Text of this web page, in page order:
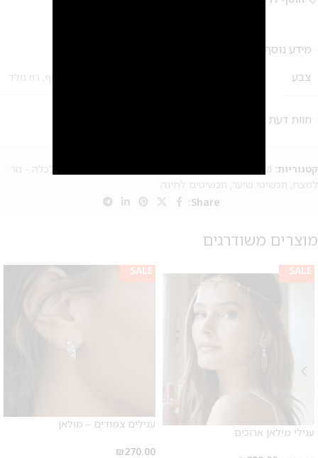
מידע נוסף
צבע
כסף, רוז גולד
חוות דעת (0)
קטגוריות: Uncategorized
נזר לכלה - נזר
למצח, תכשיטי שיער, תכשיטים לחינה
Share:
מוצרים משודרגים
SALE
SALE
עגילי מילאן ארוכים
SALE
עגילים צמודים – מולאן
₪270.00